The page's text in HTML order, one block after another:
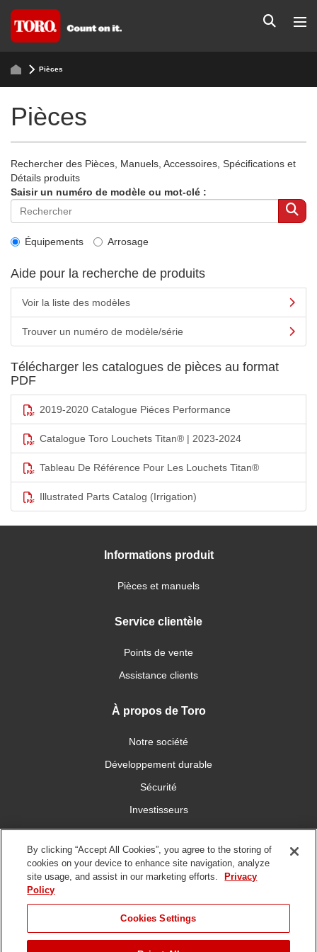
Pièces
Pièces
Rechercher des Pièces, Manuels, Accessoires, Spécifications et
Détails produits
Saisir un numéro de modèle ou mot-clé :
Équipements Arrosage
Aide pour la recherche de produits
Voir la liste des modèles
Trouver un numéro de modèle/série
Télécharger les catalogues de pièces au format
PDF
2019-2020 Catalogue Piéces Performance
Catalogue Toro Louchets Titan® | 2023-2024
Tableau De Référence Pour Les Louchets Titan®
Illustrated Parts Catalog (Irrigation)
Informations produit
Pièces et manuels
Service clientèle
Points de vente
Assistance clients
À propos de Toro
Notre société
Développement durable
Sécurité
Investisseurs
Carrières
Connectez-vous avec nous
By clicking “Accept All Cookies”, you agree to the storing of
cookies on your device to enhance site navigation, analyze
site usage, and assist in our marketing efforts.
Privacy
Policy
Cookies Settings